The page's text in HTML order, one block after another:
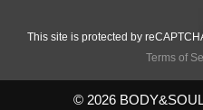
This site is protected by
Terms of
© 2026